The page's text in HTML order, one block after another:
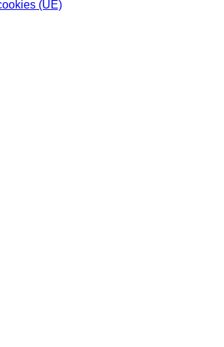
(UE)